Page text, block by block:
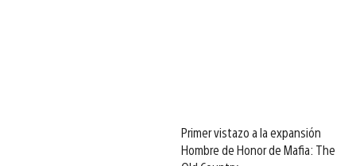
Primer vistazo a la expansión
Hombre de Honor de Mafia: The